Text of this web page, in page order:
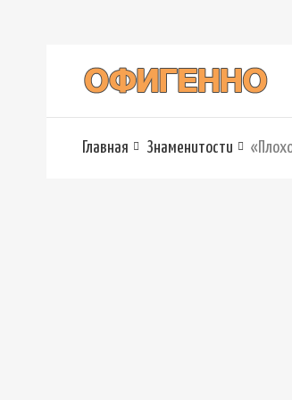
Главная Знаменитости